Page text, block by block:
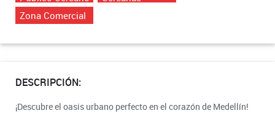
Zona Comercial
DESCRIPCIÓN:
¡Descubre el oasis urbano perfecto en el corazón de Medellín!